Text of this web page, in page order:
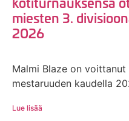
miesten 3.
2026
Malmi Blaze on
mestaruuden kaudella
Lue lisää